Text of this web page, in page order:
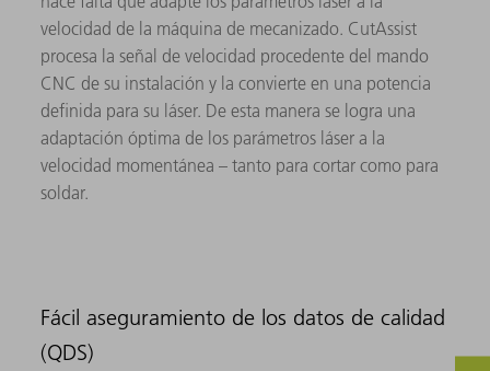
velocidad de la máquina de mecanizado. CutAssist
procesa la señal de velocidad procedente del mando
CNC de su instalación y la convierte en una potencia
definida para su láser. De esta manera se logra una
adaptación óptima de los parámetros láser a la
velocidad momentánea – tanto para cortar como para
soldar.
Fácil aseguramiento de los datos de calidad
(QDS)